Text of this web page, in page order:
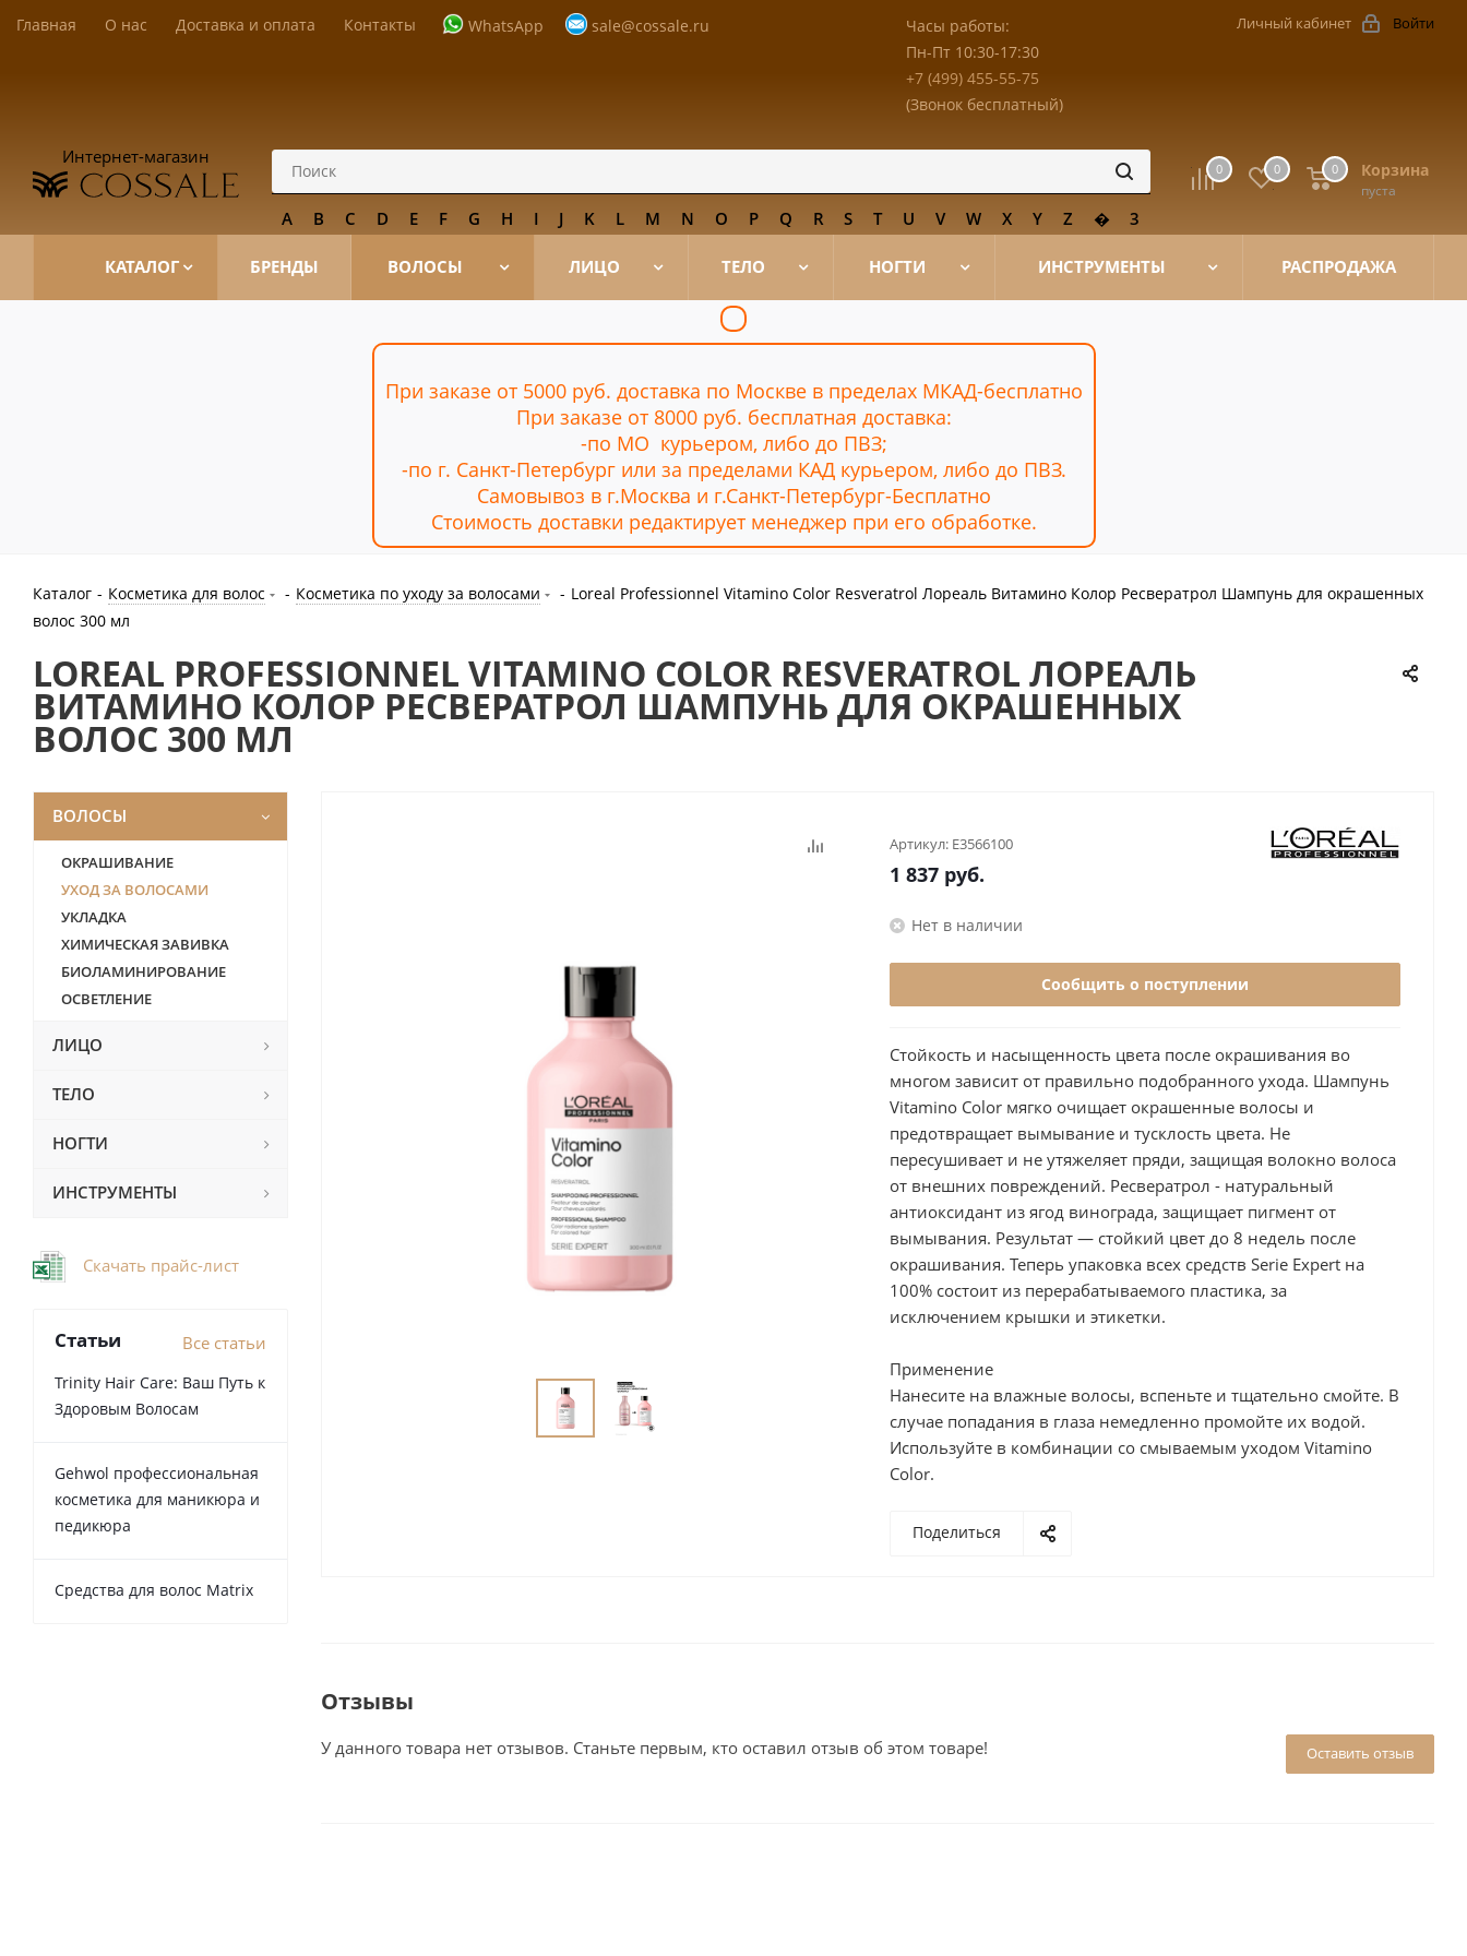
Главная О нас Доставка и оплата Контакты WhatsApp sale@cossale.ru
Часы работы:
Пн-Пт 10:30-17:30
+7 (499) 455-55-75
(Звонок бесплатный)
Личный кабинет Войти
Интернет-магазин
A B C D E F G H I J K L M N O P Q R S T U V W X Y Z � 3
0 0 Корзина
пуста
0
КАТАЛОГ БРЕНДЫ ВОЛОСЫ ЛИЦО ТЕЛО НОГТИ ИНСТРУМЕНТЫ РАСПРОДАЖА
При заказе от 5000 руб. доставка по Москве в пределах МКАД-бесплатно
При заказе от 8000 руб. бесплатная доставка:
-по МО курьером, либо до ПВЗ;
-по г. Санкт-Петербург или за пределами КАД курьером, либо до ПВЗ.
Самовывоз в г.Москва и г.Санкт-Петербург-Бесплатно
Стоимость доставки редактирует менеджер при его обработке.
Каталог - Косметика для волос - Косметика по уходу за волосами - Loreal Professionnel Vitamino Color Resveratrol Лореаль Витамино Колор Ресвератрол Шампунь для окрашенных
волос 300 мл
LOREAL PROFESSIONNEL VITAMINO COLOR RESVERATROL ЛОРЕАЛЬ
ВИТАМИНО КОЛОР РЕСВЕРАТРОЛ ШАМПУНЬ ДЛЯ ОКРАШЕННЫХ
ВОЛОС 300 МЛ
Артикул: E3566100
1 837 руб.
Нет в наличии
Сообщить о поступлении
Стойкость и насыщенность цвета после окрашивания во
многом зависит от правильно подобранного ухода. Шампунь
Vitamino Color мягко очищает окрашенные волосы и
предотвращает вымывание и тусклость цвета. Не
пересушивает и не утяжеляет пряди, защищая волокно волоса
от внешних повреждений. Ресвератрол - натуральный
антиоксидант из ягод винограда, защищает пигмент от
вымывания. Результат — стойкий цвет до 8 недель после
окрашивания. Теперь упаковка всех средств Serie Expert на
100% состоит из перерабатываемого пластика, за
исключением крышки и этикетки.
Применение
Нанесите на влажные волосы, вспеньте и тщательно смойте. В
случае попадания в глаза немедленно промойте их водой.
Используйте в комбинации со смываемым уходом Vitamino
Color.
Поделиться
Отзывы
Оставить отзыв
У данного товара нет отзывов. Станьте первым, кто оставил отзыв об этом товаре!
ВОЛОСЫ
ОКРАШИВАНИЕ
УХОД ЗА ВОЛОСАМИ
УКЛАДКА
ХИМИЧЕСКАЯ ЗАВИВКА
БИОЛАМИНИРОВАНИЕ
ОСВЕТЛЕНИЕ
ЛИЦО
ТЕЛО
НОГТИ
ИНСТРУМЕНТЫ
Скачать прайс-лист
Статьи Все статьи
Trinity Hair Care: Ваш Путь к
Здоровым Волосам
Gehwol профессиональная
косметика для маникюра и
педикюра
Средства для волос Matrix